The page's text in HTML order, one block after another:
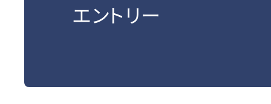
エントリー